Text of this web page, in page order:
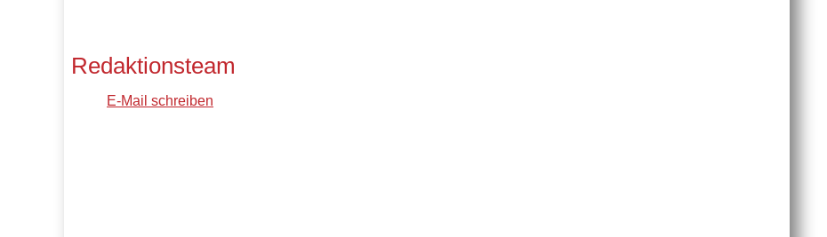
Redaktionsteam
E-Mail schreiben